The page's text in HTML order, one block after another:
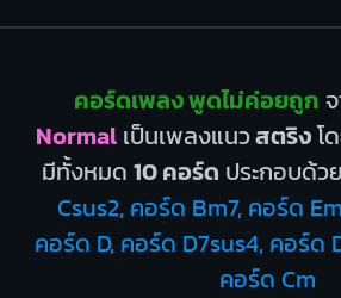
คอร์ดเพลง พูดไม่ค่อยถูก
Normal เป็นเพลงแนวสตริงโ
มีทั้งหมด 10 คอร์ด ประกอบด้วย
Csus2, คอร์ด Bm7, คอร์ด
คอร์ด D, คอร์ด D7sus4, คอร์ด
คอร์ด Cm